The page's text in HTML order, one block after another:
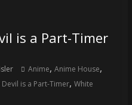
is a Part-Timer
Anime, Anime House,
Devil is a Part-Timer, White